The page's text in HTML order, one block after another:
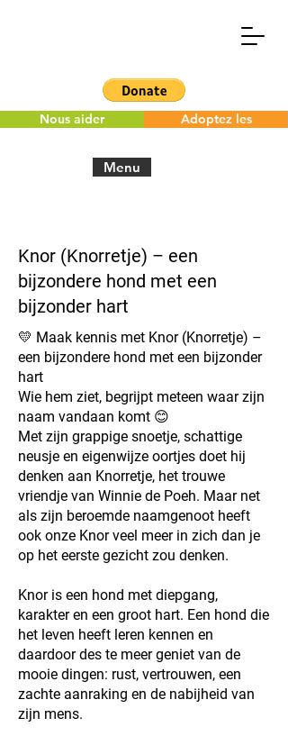
Nous aider Adoptez les
Menu
Knor (Knorretje) – een
bijzondere hond met een
bijzonder hart
💛 Maak kennis met Knor (Knorretje) –
een bijzondere hond met een bijzonder
hart
Wie hem ziet, begrijpt meteen waar zijn
naam vandaan komt 😊
Met zijn grappige snoetje, schattige
neusje en eigenwijze oortjes doet hij
denken aan Knorretje, het trouwe
vriendje van Winnie de Poeh. Maar net
als zijn beroemde naamgenoot heeft
ook onze Knor veel meer in zich dan je
op het eerste gezicht zou denken.
Knor is een hond met diepgang,
karakter en een groot hart. Een hond die
het leven heeft leren kennen en
daardoor des te meer geniet van de
mooie dingen: rust, vertrouwen, een
zachte aanraking en de nabijheid van
zijn mens.